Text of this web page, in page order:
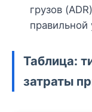
грузов
правильной
Таблица:
затраты